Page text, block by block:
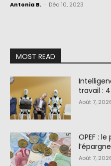
Antonia B. Déc 10, 2023
MOST READ
travail :
Août 7,
OPEF :
Août 7,